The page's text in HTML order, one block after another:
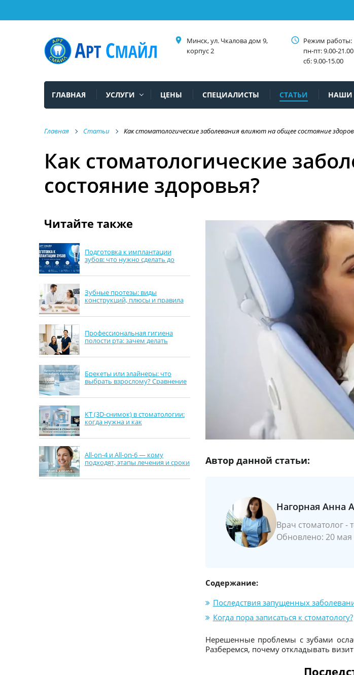
place
Минск, ул. Чкалова дом 9,
корпус 2
access_time Режим работы:
пн-пт: 9.00-21.00
сб: 9.00-15.00
ГЛАВНАЯ УСЛУГИ ЦЕНЫ СПЕЦИАЛИСТЫ СТАТЬИ НАШИ
Главная Статьи Как стоматологические заболевания влияют на общее состояние
Как стоматологические
состояние здоровья?
Автор данной статьи:
Нагорная Анна
Врач стоматолог -
Обновлено: 20 мая
Содержание:
Последствия запущенных
Когда пора записаться к стоматологу?
Нерешенные проблемы с зубами
Разберемся, почему откладывать
Читайте также
Подготовка к имплантации
зубов: что нужно сделать до
Зубные протезы: виды
конструкций, плюсы и правила
Профессиональная гигиена
полости рта: зачем делать
Брекеты или элайнеры: что
выбрать взрослому? Сравнение
КТ (3D-снимок) в стоматологии:
когда нужна и как
All-on-4 и All-on-6 — кому
подходят, этапы лечения и сроки